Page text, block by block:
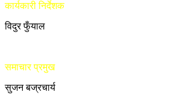
कार्यकारी निर्देशक
विदुर फुँयाल
समाचार प्रमुख
सुजन बज्रचार्य